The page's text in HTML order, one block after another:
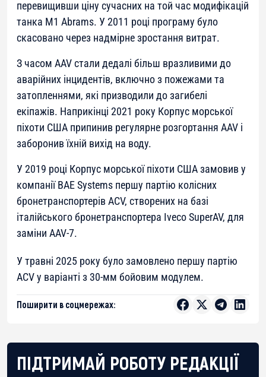
перевищивши ціну сучасних на той час модифікацій
танка M1 Abrams. У 2011 році програму було
скасовано через надмірне зростання витрат.
З часом AAV стали дедалі більш вразливими до
аварійних інцидентів, включно з пожежами та
затопленнями, які призводили до загибелі
екіпажів. Наприкінці 2021 року Корпус морської
піхоти США припинив регулярне розгортання AAV і
заборонив їхній вихід на воду.
У 2019 році Корпус морської піхоти США замовив у
компанії BAE Systems першу партію колісних
бронетранспортерів ACV, створених на базі
італійського бронетранспортера Iveco SuperAV, для
заміни AAV-7.
У травні 2025 року було замовлено першу партію
ACV у варіанті з 30-мм бойовим модулем.
Поширити в соцмережах:
ПІДТРИМАЙ РОБОТУ РЕДАКЦІЇ